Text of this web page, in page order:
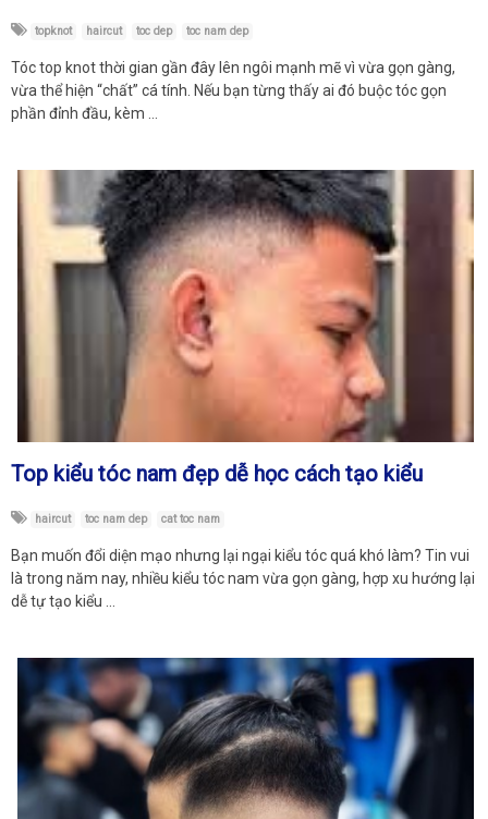
topknot haircut toc dep toc nam dep
Tóc top knot thời gian gần đây lên ngôi mạnh mẽ vì vừa gọn gàng,
vừa thể hiện “chất” cá tính. Nếu bạn từng thấy ai đó buộc tóc gọn
phần đỉnh đầu, kèm …
Top kiểu tóc nam đẹp dễ học cách tạo kiểu
haircut toc nam dep cat toc nam
Bạn muốn đổi diện mạo nhưng lại ngại kiểu tóc quá khó làm? Tin vui
là trong năm nay, nhiều kiểu tóc nam vừa gọn gàng, hợp xu hướng lại
dễ tự tạo kiểu …